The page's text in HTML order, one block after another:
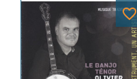
favorite_border